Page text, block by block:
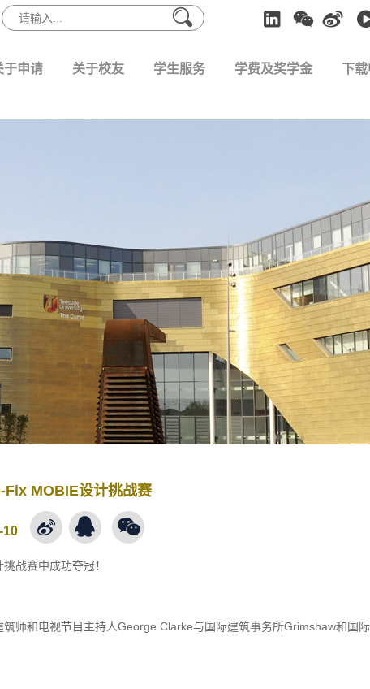
于申请 关于校友 学生服务 学费及奖学金 下
Fix MOBIE设计挑战赛
10
战赛中成功夺冠！
师和电视节目主持人George Clarke与国际建筑事务所Grimshaw和国